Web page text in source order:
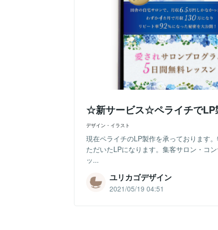
☆新サービス☆ペライチでLP
デザイン・イラスト
現在ペライチのLP製作を承っております
ただいたLPになります。集客サロン・コ
ッ...
ユリカゴデザイン
2021/05/19 04:51